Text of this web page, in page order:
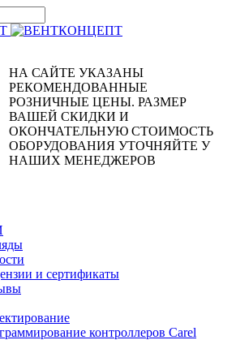
НА САЙТЕ УКАЗАНЫ
РЕКОМЕНДОВАННЫЕ
РОЗНИЧНЫЕ ЦЕНЫ. РАЗМЕР
ВАШЕЙ СКИДКИ И
ОКОНЧАТЕЛЬНУЮ СТОИМОСТЬ
ОБОРУДОВАНИЯ УТОЧНЯЙТЕ У
НАШИХ МЕНЕДЖЕРОВ
и сертификаты
контроллеров Carel